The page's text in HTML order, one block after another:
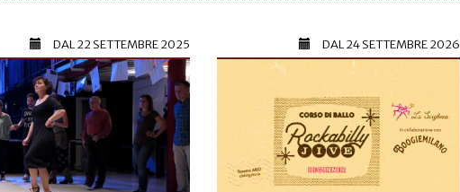
DAL22 SETTEMBRE 2025 DAL24 SETTEMBRE 2026